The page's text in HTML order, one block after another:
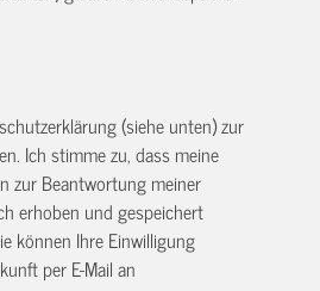
(siehe unten) zur
Ich stimme zu, dass meine
zur Beantwortung meiner
erhoben und gespeichert
können Ihre Einwilligung
per E-Mail an